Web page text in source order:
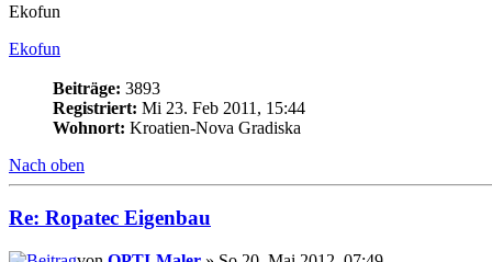
Ekofun
Ekofun
Beiträge: 3893
Registriert: Mi 23. Feb 2011, 15:44
Wohnort: Kroatien-Nova Gradiska
Nach oben
Re: Ropatec Eigenbau